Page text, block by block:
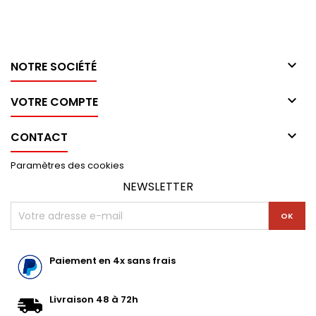
NOTRE SOCIÉTÉ 
VOTRE COMPTE 
CONTACT 
Paramètres des cookies
NEWSLETTER
Paiement en 4x sans frais
Livraison 48 à 72h